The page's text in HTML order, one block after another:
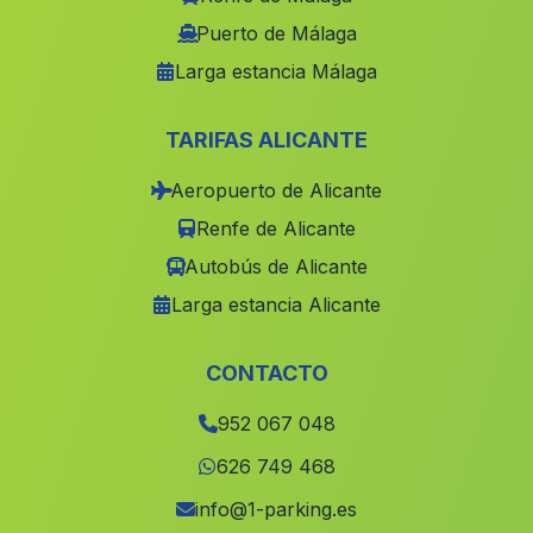
Pago Aguilar Bajo(Malaga)
(Malaga)
Barrio Cuevas de Luna(Malaga)
(Malaga)
(Malaga)
Cortijada El Berrueco(Malaga)
Bobadilla Pueblo(Malaga)
(Malaga)
Puerto de Málaga
Larga estancia Málaga
TARIFAS ALICANTE
Aeropuerto de Alicante
Renfe de Alicante
Autobús de Alicante
Larga estancia Alicante
CONTACTO
952 067 048
626 749 468
info@1-parking.es